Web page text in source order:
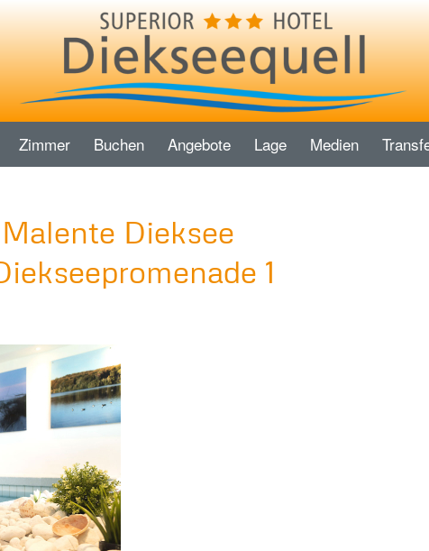
Zimmer Buchen Angebote Lage Medien
Dieksee
1